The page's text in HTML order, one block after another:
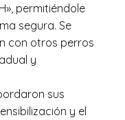
permitiéndole
segura. Se
con otros perros
y
sus
y el